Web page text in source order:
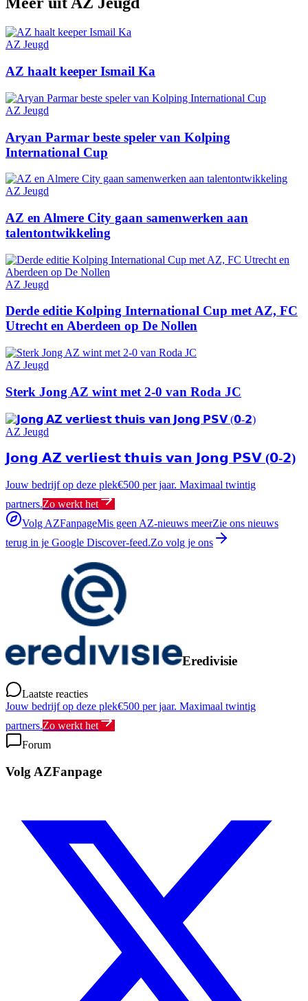
AZ Jeugd
AZ haalt keeper Ismail Ka
AZ Jeugd
Aryan Parmar beste speler van Kolping
International Cup
AZ Jeugd
AZ en Almere City gaan samenwerken aan
talentontwikkeling
AZ Jeugd
Derde editie Kolping International Cup met AZ, FC
Utrecht en Aberdeen op De Nollen
AZ Jeugd
Sterk Jong AZ wint met 2-0 van Roda JC
AZ Jeugd
𝗝𝗼𝗻𝗴 𝗔𝗭 𝘃𝗲𝗿𝗹𝗶𝗲𝘀𝘁 𝘁𝗵𝘂𝗶𝘀 𝘃𝗮𝗻 𝗝𝗼𝗻𝗴 𝗣𝗦𝗩 (𝟬-𝟮)
Jouw bedrijf op deze plek€500 per jaar. Maximaal twintig
partners.Zo werkt het
Volg AZFanpageMis geen AZ-nieuws meerZie ons nieuws
terug in je Google Discover-feed.Zo volg je ons
Eredivisie
Laatste reacties
Jouw bedrijf op deze plek€500 per jaar. Maximaal twintig
partners.Zo werkt het
Forum
Volg AZFanpage